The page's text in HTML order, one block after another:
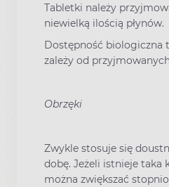
Tabletki należy
niewielką ilością płynów.
Dostępność biologiczna
zależy od
Obrzęki
Zwykle stosuje się
dobę. Jeżeli istnieje taka
można zwiększać